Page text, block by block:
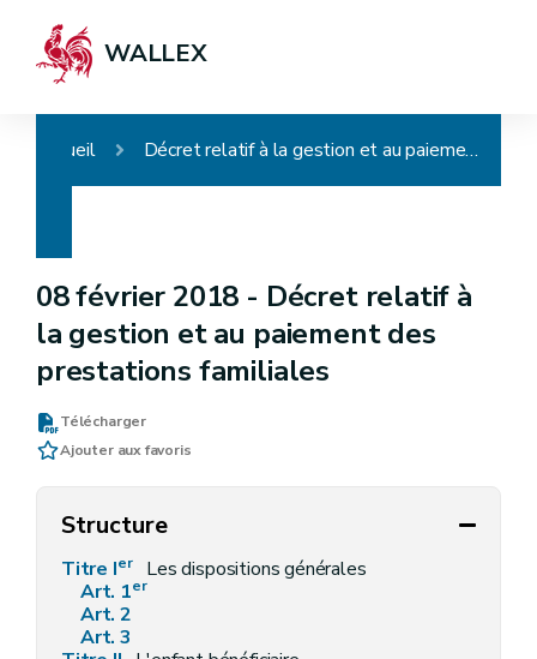
WALLEX
Accueil Décret relatif à la gestion et au paiement des prestations familiales
08 février 2018 - Décret relatif à
la gestion et au paiement des
prestations familiales
Télécharger
Ajouter aux favoris
Structure
Titre Ier
Les dispositions générales
Art. 1er
Art. 2
Art. 3